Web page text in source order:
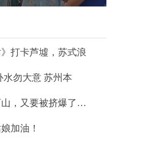
打卡芦墟，苏式浪
水勿大意 苏州本
，又要被挤爆了…
加油！